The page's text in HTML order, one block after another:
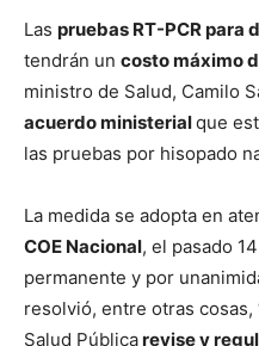
Las pruebas RT-PCR para
tendrán un costo máximo
ministro de Salud, Camilo
acuerdo ministerialque
las pruebas por hisopado
La medida se adopta en
COE Nacional, el pasado
permanente y por
resolvió, entre otras
Salud Públicarevise y